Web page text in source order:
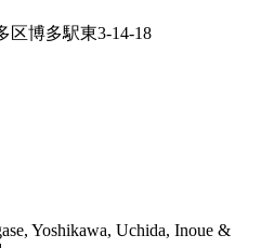
区博多駅東3-14-18
Yoshikawa, Uchida, Inoue &